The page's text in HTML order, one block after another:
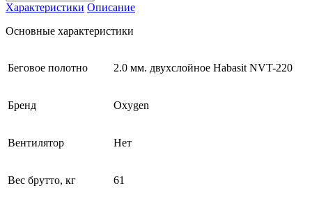
Характеристики Описание
Основные характеристики
Беговое полотно 2.0 мм. двухслойное Habasit NVT-220
Бренд Oxygen
Вентилятор Нет
Вес брутто, кг 61